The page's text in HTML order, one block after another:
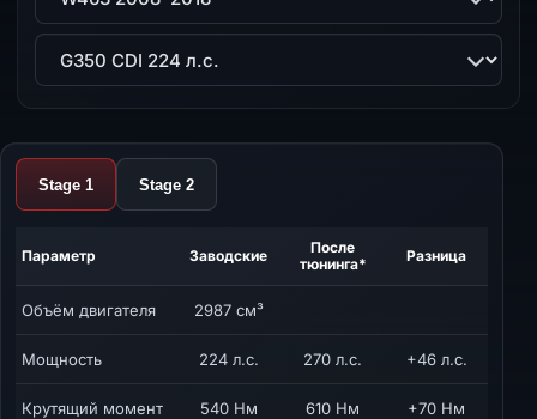
Двигатель
Stage 1 Stage 2
Параметр Заводские
После
тюнинга*
Разница
Объём двигателя 2987 см³
Мощность 224 л.с. 270 л.с. +46 л.с.
Крутящий момент 540 Нм 610 Нм +70 Нм